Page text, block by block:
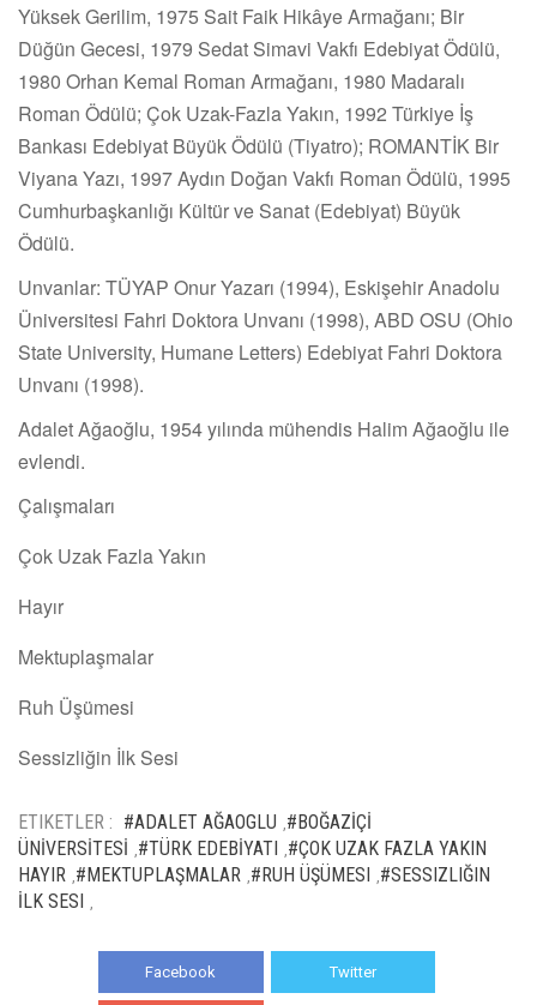
Yüksek Gerilim, 1975 Sait Faik Hikâye Armağanı; Bir
Düğün Gecesi, 1979 Sedat Simavi Vakfı Edebiyat Ödülü,
1980 Orhan Kemal Roman Armağanı, 1980 Madaralı
Roman Ödülü; Çok Uzak-Fazla Yakın, 1992 Türkiye İş
Bankası Edebiyat Büyük Ödülü (Tiyatro); ROMANTİK Bir
Viyana Yazı, 1997 Aydın Doğan Vakfı Roman Ödülü, 1995
Cumhurbaşkanlığı Kültür ve Sanat (Edebiyat) Büyük
Ödülü.
Unvanlar: TÜYAP Onur Yazarı (1994), Eskişehir Anadolu
Üniversitesi Fahri Doktora Unvanı (1998), ABD OSU (Ohio
State University, Humane Letters) Edebiyat Fahri Doktora
Unvanı (1998).
Adalet Ağaoğlu, 1954 yılında mühendis Halim Ağaoğlu ile
evlendi.
Çalışmaları
Çok Uzak Fazla Yakın
Hayır
Mektuplaşmalar
Ruh Üşümesi
Sessizliğin İlk Sesi
ETIKETLER : #ADALET AĞAOGLU #BOĞAZİÇİ
ÜNİVERSİTESİ #TÜRK EDEBİYATI #ÇOK UZAK FAZLA YAKIN
HAYIR #MEKTUPLAŞMALAR #RUH ÜŞÜMESI #SESSIZLIĞIN
İLK SESI
Facebook Twitter